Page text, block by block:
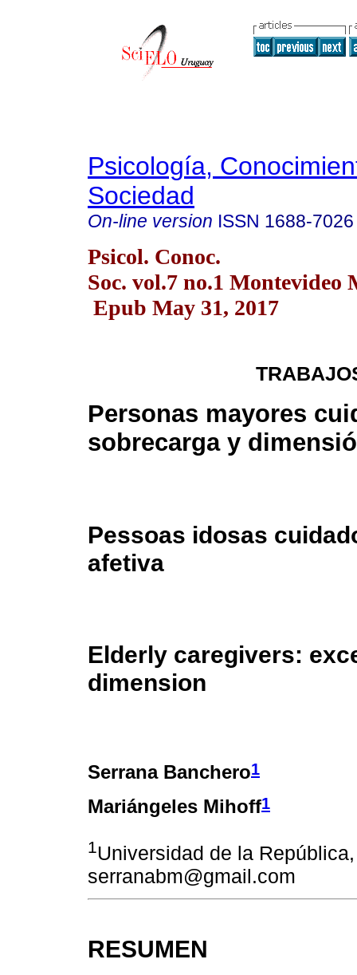
Psicología,
Sociedad
On-line version ISSN 1688-7026
Psicol. Conoc.
Soc. vol.7 no.1 Montevideo
Epub May 31, 2017
Personas mayores
sobrecarga y
Pessoas idosas
afetiva
Elderly caregivers:
dimension
Serrana Banchero1
Mariángeles Mihoff1
1Universidad de la
serranabm@gmail.com
RESUMEN